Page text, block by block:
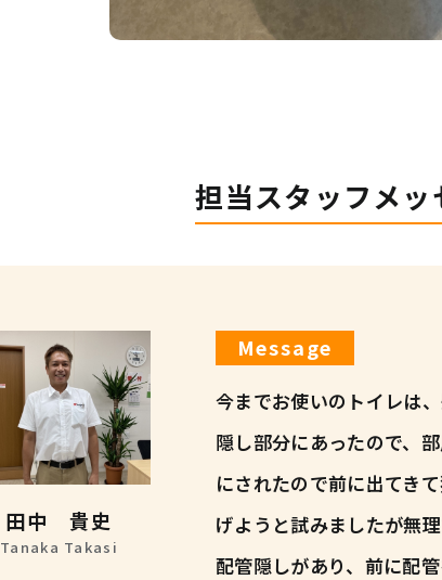
担当スタッフメッ
田中 貴史
Tanaka Takasi
Message
今までお使いのトイレは
隠し部分にあったので、
にされたので前に出てき
げようと試みましたが無理
配管隠しがあり、前に配